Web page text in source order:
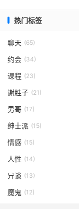
热门标签
聊天 (65)
约会 (34)
课程 (23)
谢胜子 (21)
男哥 (17)
绅士派 (15)
情感 (15)
人性 (14)
异谈 (13)
魔鬼 (12)